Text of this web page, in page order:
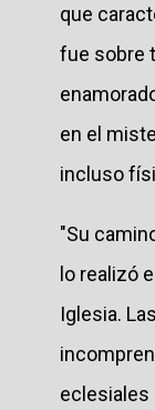
que
fue sobre
en el
incluso
"Su
lo realizó
Iglesia.
eclesiales